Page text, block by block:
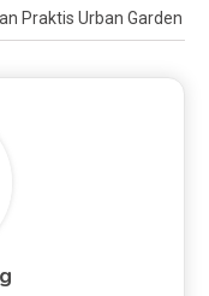
Praktis Urban Garden